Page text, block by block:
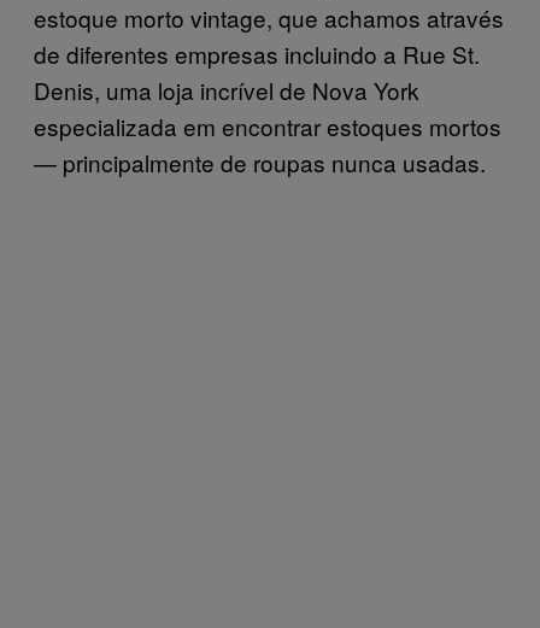
estoque morto vintage, que achamos através
de diferentes empresas incluindo a Rue St.
Denis, uma loja incrível de Nova York
especializada em encontrar estoques mortos
— principalmente de roupas nunca usadas.